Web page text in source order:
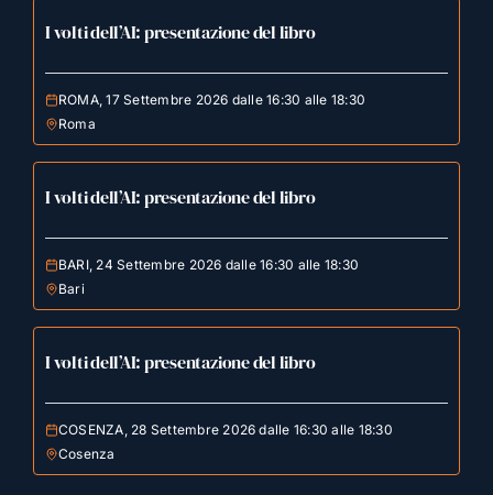
I volti dell’AI: presentazione del libro
ROMA, 17 Settembre 2026 dalle 16:30 alle 18:30
Roma
I volti dell’AI: presentazione del libro
BARI, 24 Settembre 2026 dalle 16:30 alle 18:30
Bari
I volti dell’AI: presentazione del libro
COSENZA, 28 Settembre 2026 dalle 16:30 alle 18:30
Cosenza